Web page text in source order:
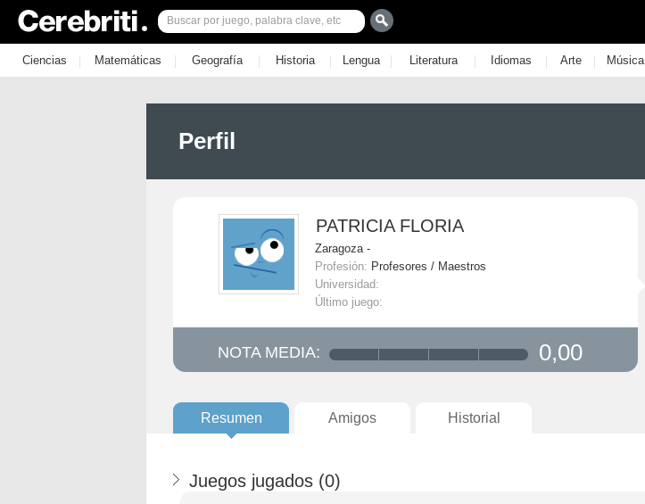
Ciencias | Matemáticas | Geografía | Historia | Lengua | Literatura | Idiomas | Arte | Música
Perfil
PATRICIA FLORIA
Zaragoza -
Profesión: Profesores / Maestros
Universidad:
Último juego:
NOTA MEDIA: 0,00
Resumen Amigos Historial
Juegos jugados (0)